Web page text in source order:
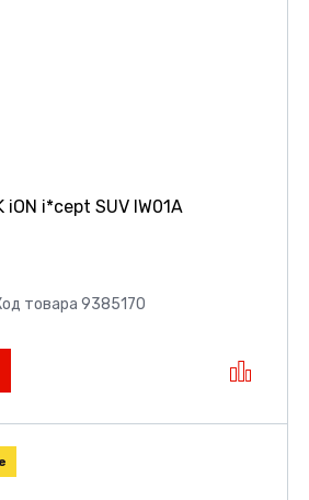
iON i*cept SUV IW01A
товара 9385170